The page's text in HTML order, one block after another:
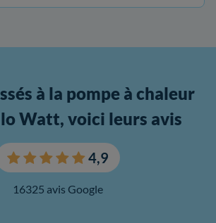
à la pompe à chaleur
Watt, voici leurs avis
4,9
16325 avis Google